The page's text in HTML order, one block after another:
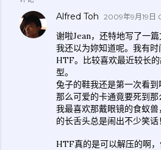
Alfred Toh 2009年9月19日
谢啦Jean，还特地写了一篇
我还以为妳知道呢。我有
HTF。比较喜欢最近较长
型。
兔子的鞋我还是第一次看到
那么可爱的卡通竟要死到那
我最喜欢那戴眼镜的食蚁
的长舌头总是闹出不少笑话！
HTF真的是可以解压的啊，